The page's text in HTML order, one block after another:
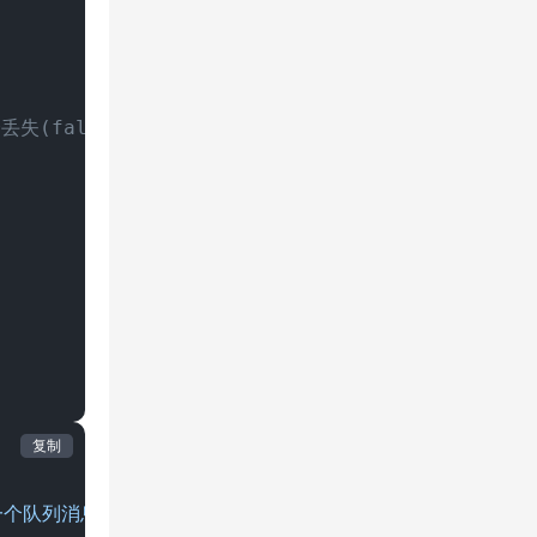
丢失(false) true：重启之后数据依然在
队列消息..."
复制